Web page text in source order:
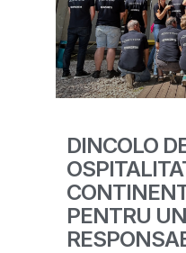
DINCOLO
PENTRU